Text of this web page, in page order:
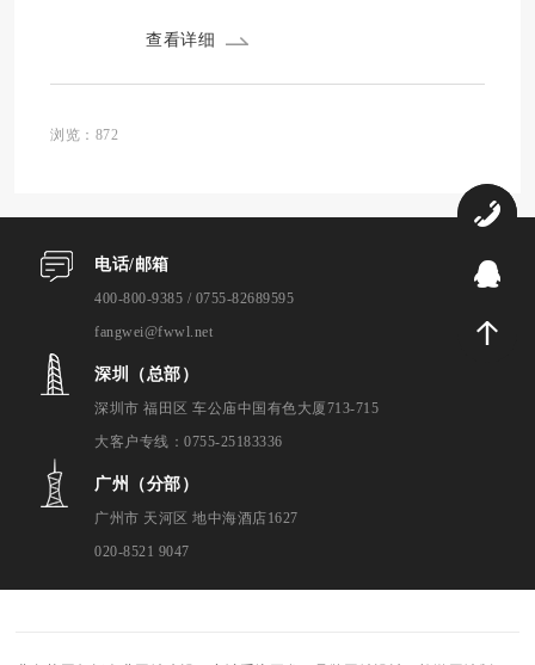
局和内容显示，为用户提供一致且优质的浏
查看详细
浏览：872
电话/邮箱
400-800-9385 / 0755-82689595
fangwei@fwwl.net
深圳（总部）
深圳市 福田区 车公庙中国有色大厦713-715
大客户专线：0755-25183336
广州（分部）
广州市 天河区 地中海酒店1627
020-8521 9047